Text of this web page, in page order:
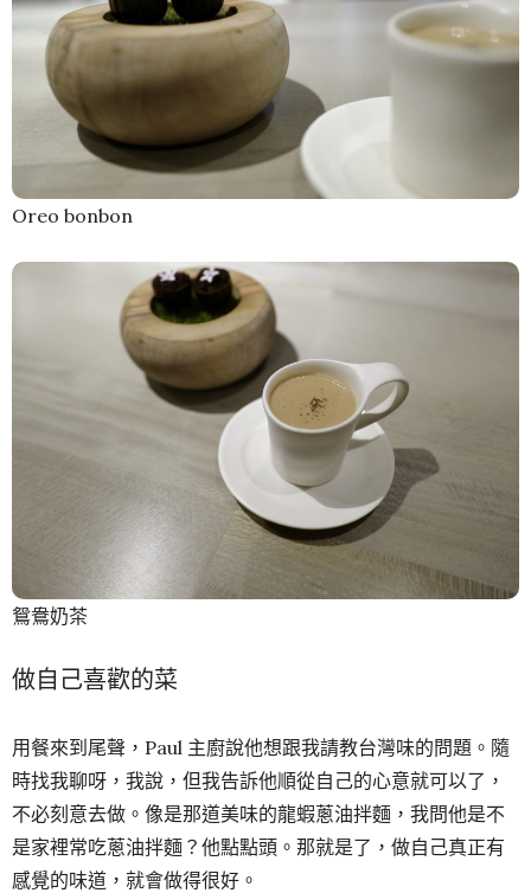
Oreo bonbon
鴛鴦奶茶
做自己喜歡的菜
用餐來到尾聲，Paul 主廚說他想跟我請教台灣味的問題。隨
時找我聊呀，我說，但我告訴他順從自己的心意就可以了，
不必刻意去做。像是那道美味的龍蝦蔥油拌麵，我問他是不
是家裡常吃蔥油拌麵？他點點頭。那就是了，做自己真正有
感覺的味道，就會做得很好。